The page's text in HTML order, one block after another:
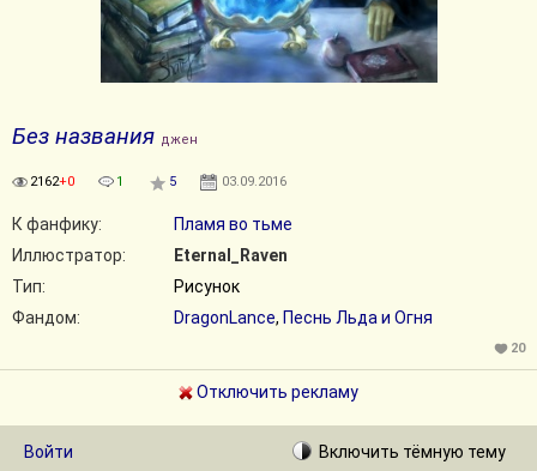
Без названия джен
2162+0 1 5 03.09.2016
К фанфику:
Пламя во тьме
Иллюстратор:
Eternal_Raven
Тип:
Рисунок
Фандом:
DragonLance, Песнь Льда и Огня
20
Отключить рекламу
Войти
Включить тёмную тему